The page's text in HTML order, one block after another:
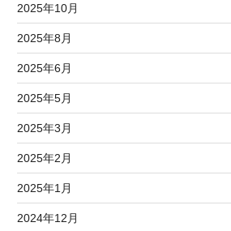
2025年10月
2025年8月
2025年6月
2025年5月
2025年3月
2025年2月
2025年1月
2024年12月